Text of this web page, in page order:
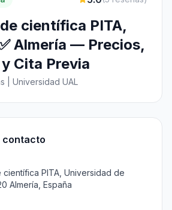
científica PITA,
Almería — Precios,
Cita Previa
| Universidad UAL
contacto
PITA, Universidad de
Almería, España